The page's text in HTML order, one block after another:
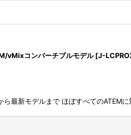
コンバーチブルモデル [J-
最新モデルまで ほぼすべてのATEM